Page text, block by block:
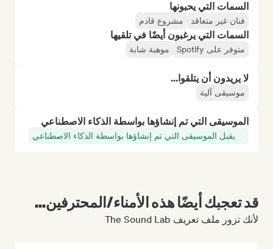
السمات التي يحبونها
فنان غير متعاقد مشروع قادم
السمات التي يرغبون أيضًا في تلقيها
متوفر على Spotify موهبة شابة
لا يريدون أن يتلقوا...
موسيقى آلية
الموسيقى التي تم إنشاؤها بواسطة الذكاء الاصطناعي
يقبل الموسيقى التي تم إنشاؤها بواسطة الذكاء الاصطناعي
قد تعجبك أيضًا هذه الأمناء/المحترفين...
لأنك تزور ملف تعريف The Sound Lab